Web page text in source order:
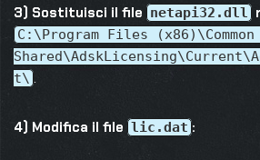
3) Sostituisci il file netapi32.dll
C:\Program Files
t\ .
4) Modifica il file lic.dat :